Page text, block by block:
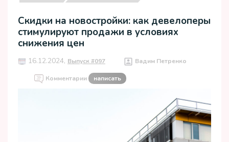
Скидки на новостройки: как девелоперы
стимулируют продажи в условиях
снижения цен
16.12.2024, Выпуск #097 Вадим Петренко
Комментарии написать